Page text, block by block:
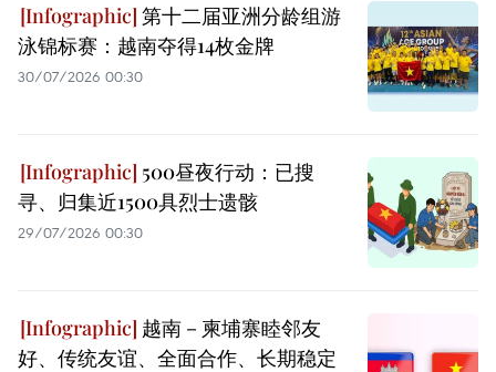
第十二届亚洲分龄组游
泳锦标赛：越南夺得14枚金牌
30/07/2026 00:30
500昼夜行动：已搜
寻、归集近1500具烈士遗骸
29/07/2026 00:30
越南－柬埔寨睦邻友
好、传统友谊、全面合作、长期稳定